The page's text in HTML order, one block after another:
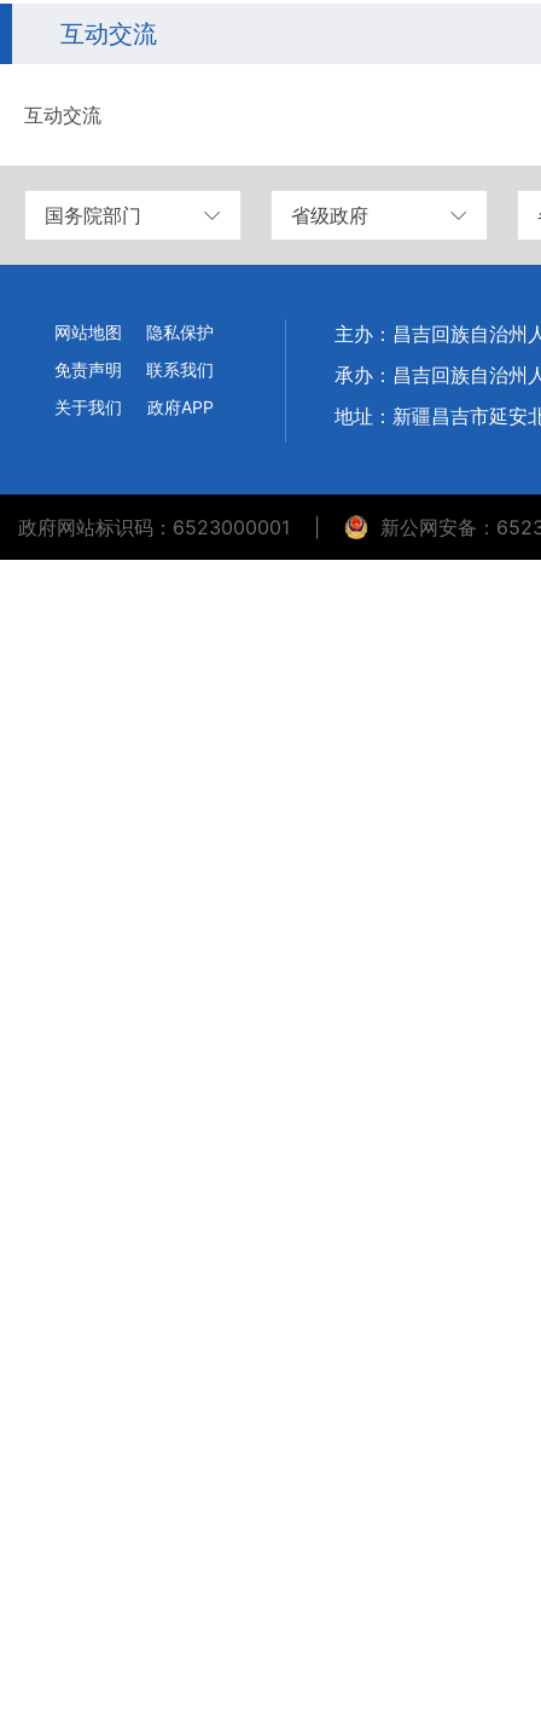
互动交流
互动交流
国务院部门 省级政府
网站地图
隐私保护
免责声明
联系我们
关于我们
政府APP
主办：昌吉回族自治州
承办：昌吉回族自治州
地址：新疆昌吉市延安
政府网站标识码：6523000001 新公网安备：